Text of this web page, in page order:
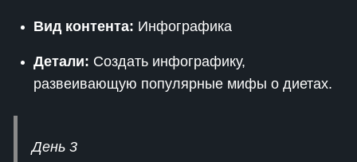
Вид контента: Инфографика
Детали: Создать инфографику,
развеивающую популярные мифы о диетах.
День 3